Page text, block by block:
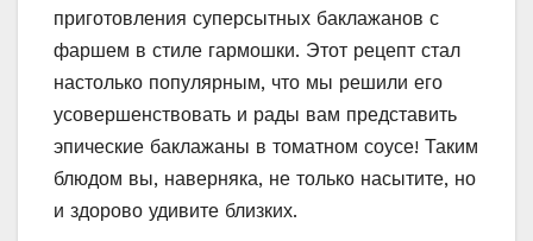
приготовления суперсытных баклажанов с
фаршем в стиле гармошки. Этот рецепт стал
настолько популярным, что мы решили его
усовершенствовать и рады вам представить
эпические баклажаны в томатном соусе! Таким
блюдом вы, наверняка, не только насытите, но
и здорово удивите близких.